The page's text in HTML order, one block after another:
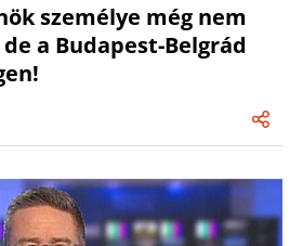
személye még nem
a Budapest-Belgrád